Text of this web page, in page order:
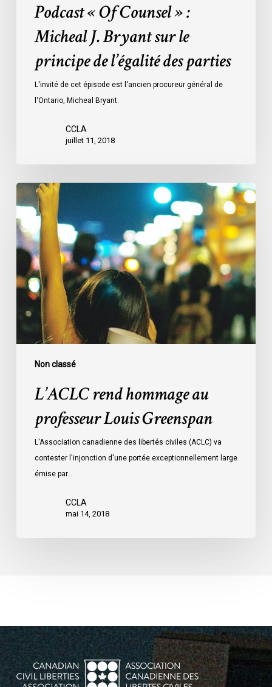
l’égalité
parties
Podcast « Of Counsel » :
Micheal J. Bryant sur le
principe de l’égalité des parties
L'invité de cet épisode est l'ancien procureur général de
l'Ontario, Micheal Bryant.
CCLA
juillet 11, 2018
Non classé
L’ACLC
rend
hommage
au
professeur
Louis
Greenspan
L’ACLC rend hommage au
professeur Louis Greenspan
L'Association canadienne des libertés civiles (ACLC) va
contester l'injonction d'une portée exceptionnellement large
émise par…
CCLA
mai 14, 2018